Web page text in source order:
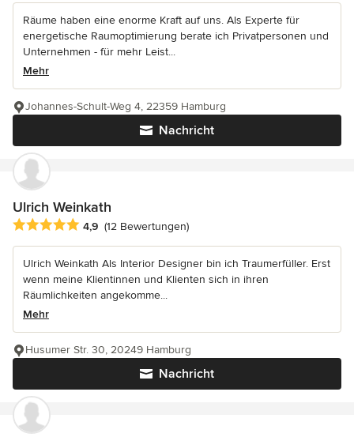
Räume haben eine enorme Kraft auf uns. Als Experte für
energetische Raumoptimierung berate ich Privatpersonen und
Unternehmen - für mehr Leist...
Mehr
Nachricht
Johannes-Schult-Weg 4, 22359 Hamburg
Ulrich Weinkath
Durchschnittliche Bewertung: 4.9 von 5 Sternen
4,9 (12 Bewertungen)
Ulrich Weinkath Als Interior Designer bin ich Traumerfüller. Erst
wenn meine Klientinnen und Klienten sich in ihren
Räumlichkeiten angekomme...
Mehr
Nachricht
Husumer Str. 30, 20249 Hamburg